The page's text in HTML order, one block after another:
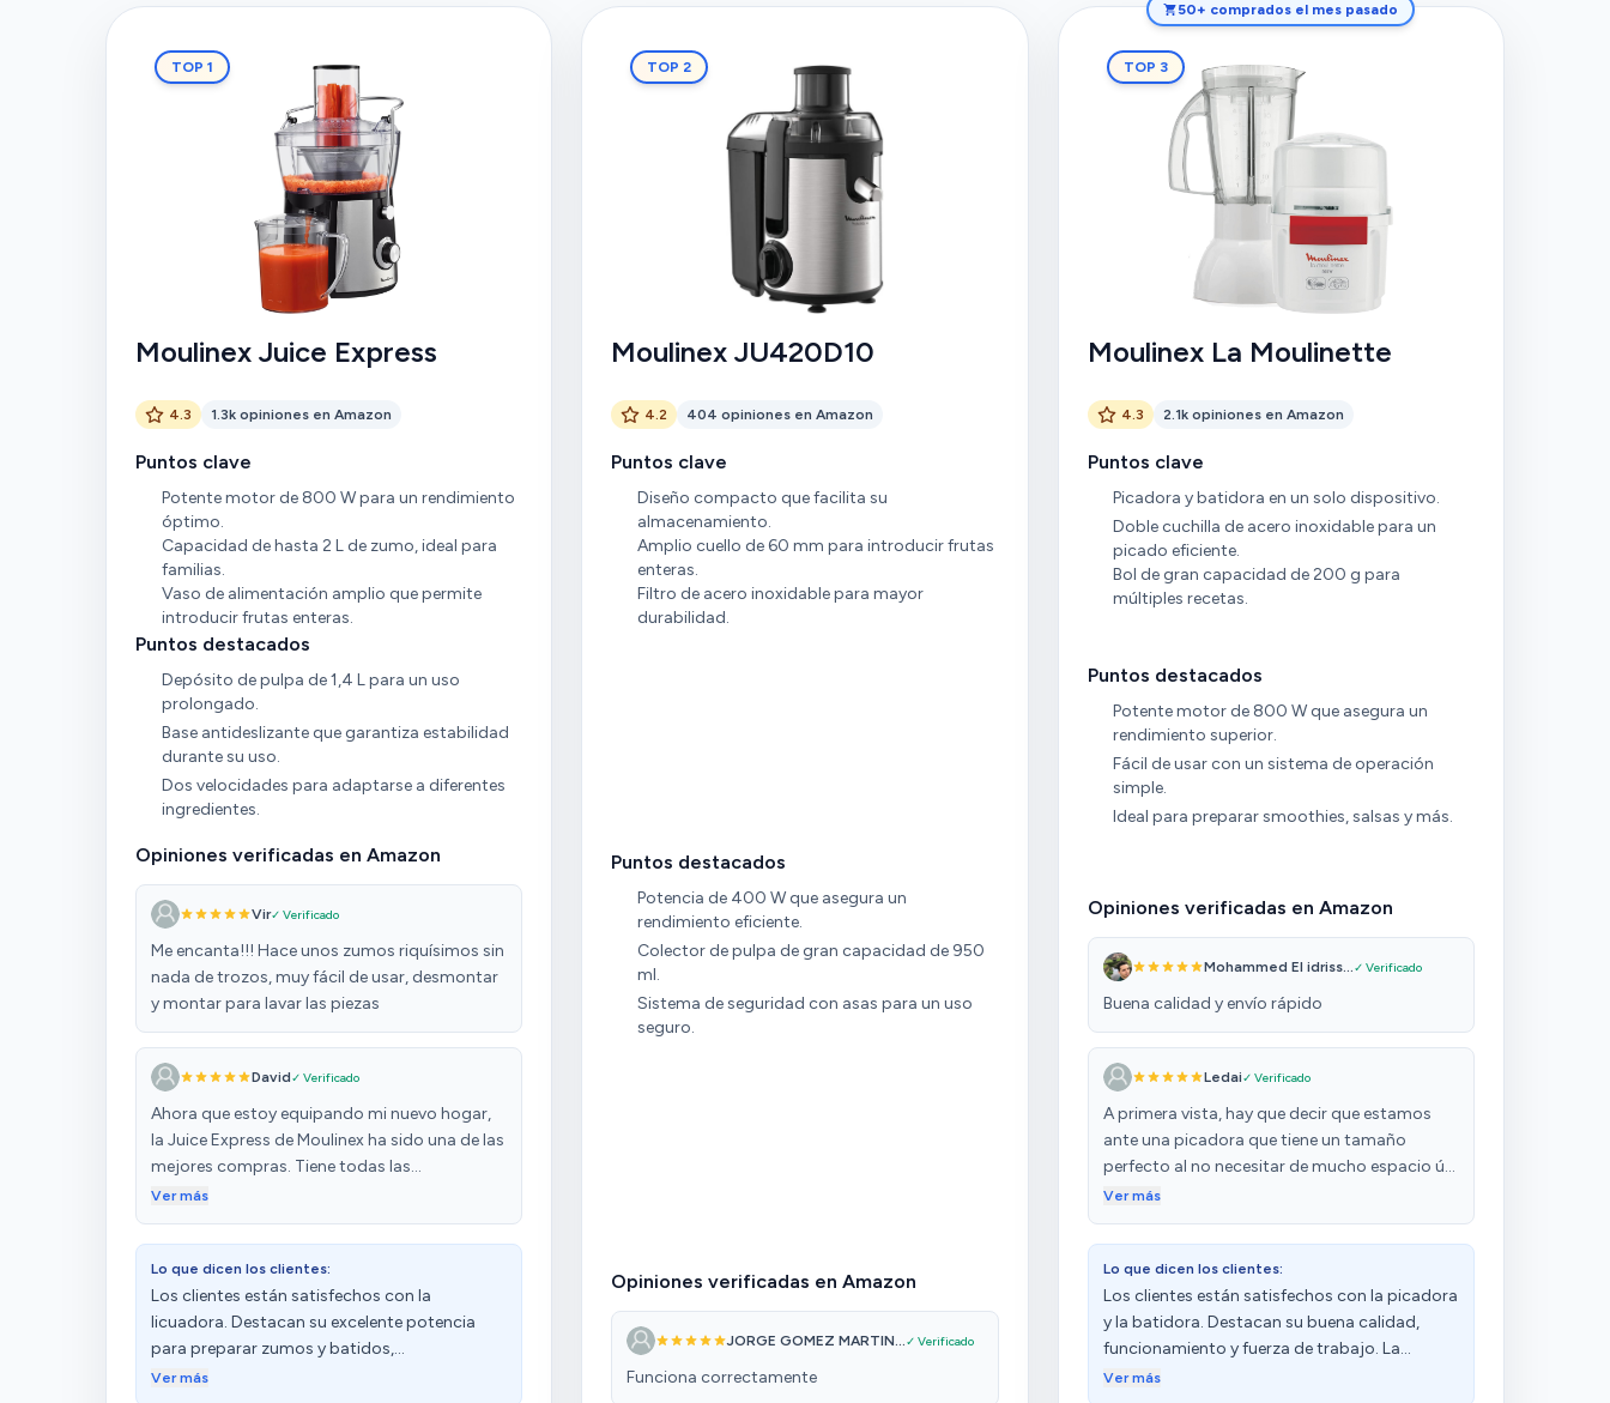
TOP 1
Moulinex Juice Express
4.3 1.3k opiniones en Amazon
Puntos clave
Potente motor de 800 W para un rendimiento
óptimo.
Capacidad de hasta 2 L de zumo, ideal para
familias.
Vaso de alimentación amplio que permite
introducir frutas enteras.
Puntos destacados
Depósito de pulpa de 1,4 L para un uso
prolongado.
Base antideslizante que garantiza estabilidad
durante su uso.
Dos velocidades para adaptarse a diferentes
ingredientes.
Opiniones verificadas en Amazon
Vir✓ Verificado
Me encanta!!! Hace unos zumos riquísimos sin
nada de trozos, muy fácil de usar, desmontar
y montar para lavar las piezas
David✓ Verificado
Ahora que estoy equipando mi nuevo hogar,
la Juice Express de Moulinex ha sido una de las
mejores compras. Tiene todas las
características de un equipo profesional de
además hace que tu cocina luzca siempee
moderna. Las dos velocidades van de la mano
con su potencia de 800W, así que puedes
introducir casi cualquier fruta sin necesidad
de cortarla. Además, en el depósito integrado
queda toda la pulpa de la fruta, garantizando
Ver más
Lo que dicen los clientes:
Los clientes están satisfechos con la
licuadora. Destacan su excelente potencia
para preparar zumos y batidos,
especialmente de zanahorias y apio. Además,
Ver más
TOP 2
Moulinex JU420D10
4.2 404 opiniones en Amazon
Puntos clave
Diseño compacto que facilita su
almacenamiento.
Amplio cuello de 60 mm para introducir frutas
enteras.
Filtro de acero inoxidable para mayor
durabilidad.
Puntos destacados
Potencia de 400 W que asegura un
rendimiento eficiente.
Colector de pulpa de gran capacidad de 950
ml.
Sistema de seguridad con asas para un uso
seguro.
Opiniones verificadas en Amazon
JORGE GOMEZ MARTIN...✓ Verificado
Funciona correctamente
50+ comprados el mes pasado
TOP 3
Moulinex La Moulinette
4.3 2.1k opiniones en Amazon
Puntos clave
Picadora y batidora en un solo dispositivo.
Doble cuchilla de acero inoxidable para un
picado eficiente.
Bol de gran capacidad de 200 g para
múltiples recetas.
Puntos destacados
Potente motor de 800 W que asegura un
rendimiento superior.
Fácil de usar con un sistema de operación
simple.
Ideal para preparar smoothies, salsas y más.
Opiniones verificadas en Amazon
Mohammed El idriss...✓ Verificado
Buena calidad y envío rápido
Ledai✓ Verificado
A primera vista, hay que decir que estamos
ante una picadora que tiene un tamaño
perfecto al no necesitar de mucho espacio útil
en la cocina. Además, en la base cuenta con 4
desplazamientos inoportunos mientras esté
en uso. Y dispone de un largo cable, que en
caso de no necesitarlo en su totalidad, se
puede enrollar sobre su base, lo cual resulta
muy práctico. En cuanto a su funcionamiento,
esta picadora cuenta con el sistema 1-2-3, el
Ver más
Lo que dicen los clientes:
Los clientes están satisfechos con la picadora
y la batidora. Destacan su buena calidad,
funcionamiento y fuerza de trabajo. La
consideran fácil de usar, montar y limpiar.
Ver más